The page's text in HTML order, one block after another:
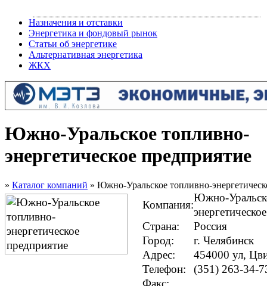
Назначения и отставки
Энергетика и фондовый рынок
Статьи об энергетике
Альтернативная энергетика
ЖКХ
Южно-Уральское топливно-
энергетическое предприятие
» Каталог компаний » Южно-Уральское топливно-
Компания:
Южно-
Страна:
Россия
Город:
г. Челябинск
Адрес:
454000 ул,
Телефон:
(351) 263-34-
Факс: